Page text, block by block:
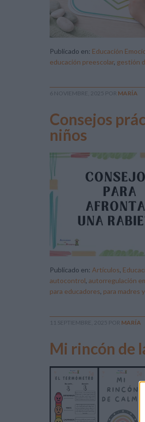
Publicado en: Educación
educación preescolar, gestión
6 NOVIEMBRE, 2025 POR MARÍA
Consejos
niños
Publicado en: Artículos,
autocontrol, autorregulación
para educadores, para madres
11 SEPTIEMBRE, 2025 POR MARÍA
Mi rincón de